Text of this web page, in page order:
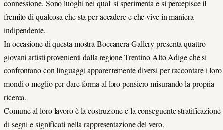
connessione. Sono luoghi nei quali si sperimenta e si percepisce il
fremito di qualcosa che sta per accadere e che vive in maniera
indipendente.
In occasione di questa mostra Boccanera Gallery presenta quattro
giovani artisti provenienti dalla regione Trentino Alto Adige che si
confrontano con linguaggi apparentemente diversi per raccontare i loro
mondi o meglio per dare forma al loro pensiero misurando la propria
ricerca.
Comune al loro lavoro è la costruzione e la conseguente stratificazione
di segni e significati nella rappresentazione del vero.